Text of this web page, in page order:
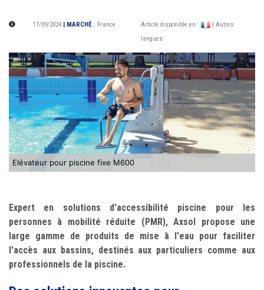
17/09/2024 | MARCHÉ : France Article disponible en :
| Autres
langues
Elévateur pour piscine fixe M600
Expert en solutions d'accessibilité piscine pour les
personnes à mobilité réduite (PMR), Axsol propose une
large gamme de produits de mise à l'eau pour faciliter
l'accès aux bassins, destinés aux particuliers comme aux
professionnels de la piscine.